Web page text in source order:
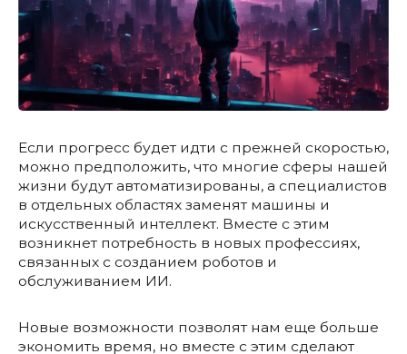
Если прогресс будет идти с прежней скоростью,
можно предположить, что многие сферы нашей
жизни будут автоматизированы, а специалистов
в отдельных областях заменят машины и
искусственный интеллект. Вместе с этим
возникнет потребность в новых профессиях,
связанных с созданием роботов и
обслуживанием ИИ.
Новые возможности позволят нам еще больше
экономить время, но вместе с этим сделают